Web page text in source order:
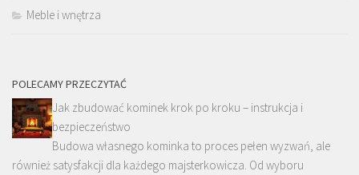
Meble i wnętrza
POLECAMY PRZECZYTAĆ
Jak zbudować kominek krok po kroku – instrukcja i
bezpieczeństwo
Budowa własnego kominka to proces pełen wyzwań, ale
również satysfakcji dla każdego majsterkowicza. Od wyboru